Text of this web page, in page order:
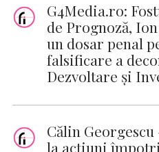
G4Media.ro:
de Prognoză,
un dosar penal
falsificare a
Dezvoltare și
Călin
la acțiuni